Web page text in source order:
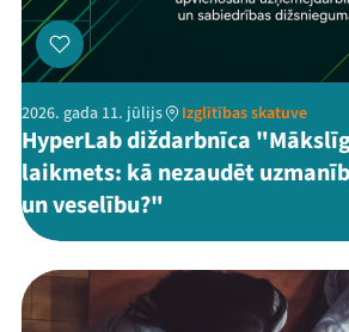
2026. gada 11. jūlijs Izglītības skatuve
HyperLab diždarbnīca
laikmets: kā nezaudēt
un veselību?"